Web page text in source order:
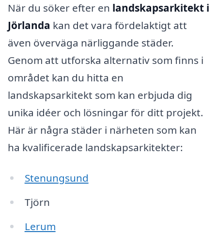
När du söker efter en landskapsarkitekt i
Jörlanda kan det vara fördelaktigt att
även överväga närliggande städer.
Genom att utforska alternativ som finns i
området kan du hitta en
landskapsarkitekt som kan erbjuda dig
unika idéer och lösningar för ditt projekt.
Här är några städer i närheten som kan
ha kvalificerade landskapsarkitekter:
Stenungsund
Tjörn
Lerum